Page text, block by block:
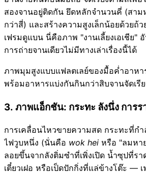
สองจานอยู่ติดกัน ยึดหลักจำนวนคี่ (สา
กว่าสี่) และสร้างความสูงเล็กน้อยด้วยถ้
เฟรมดูแบน นี่คือภาพ "งานเลี้ยงเอเชีย"
การถ่ายจานเดียวไม่มีทางเล่าเรื่องนี้ได้
ภาพมุมสูงแบบแฟลตเลย์ของมื้อค่ำอาหา
พร้อมอาหารแบ่งกันกินกว่าสิบจานจัดเรี
3. ภาพแอ็กชัน: กระทะ ลังนึ่ง การ
การเคลื่อนไหวขายความสด กระทะที่ก
ไฟวูบหนึ่ง (นั่นคือ wok hei หรือ "ลมหา
ลอยขึ้นจากลังติ่มซำที่เพิ่งเปิด น้ำซุปที่ร
เตี๋ยวเฝอ หรือเป็ดปักกิ่งที่แล่ข้างโต๊ะ —